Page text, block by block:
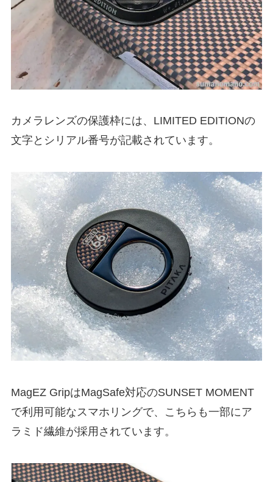
カメラレンズの保護枠には、LIMITED EDITIONの
文字とシリアル番号が記載されています。
MagEZ GripはMagSafe対応のSUNSET MOMENT
で利用可能なスマホリングで、こちらも一部にア
ラミド繊維が採用されています。